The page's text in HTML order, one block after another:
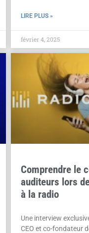
LIRE PLUS »
février 4, 2025
Comprendre le
auditeurs lors
à la radio
Une interview
CEO et co-fondateur